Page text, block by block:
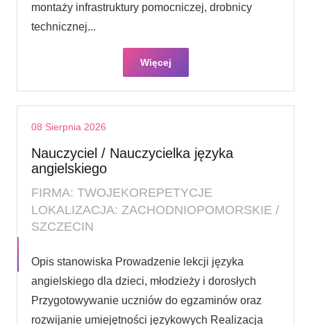
montaży infrastruktury pomocniczej, drobnicy
technicznej...
Więcej
08 Sierpnia 2026
Nauczyciel / Nauczycielka języka
angielskiego
FIRMA: TWOJEKOREPETYCJE
LOKALIZACJA: ZACHODNIOPOMORSKIE /
SZCZECIN
Opis stanowiska Prowadzenie lekcji języka
angielskiego dla dzieci, młodzieży i dorosłych
Przygotowywanie uczniów do egzaminów oraz
rozwijanie umiejętności językowych Realizacja